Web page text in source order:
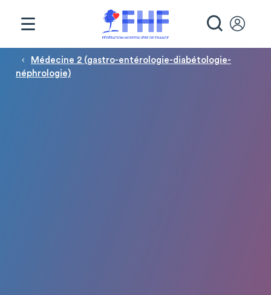
Fil d'Ariane
Médecine 2 (gastro-entérologie-diabétologie-
néphrologie)
Panneau de gestion des cookies